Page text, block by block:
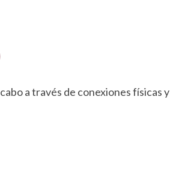
a través de conexiones físicas y